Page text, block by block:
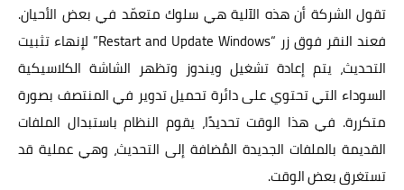
تقول الشركة أن هذه الآلية هي سلوك متعمّد في بعض الأحيان.
فعند النقر فوق زر “Restart and Update Windows” لإنهاء تثبيت
التحديث، يتم إعادة تشغيل ويندوز وتظهر الشاشة الكلاسيكية
السوداء التي تحتوي على دائرة تحميل تدوير في المنتصف بصورة
متكررة. في هذا الوقت تحديدًا، يقوم النظام باستبدال الملفات
القديمة بالملفات الجديدة المُضافة إلى التحديث، وهي عملية قد
تستغرق بعض الوقت.